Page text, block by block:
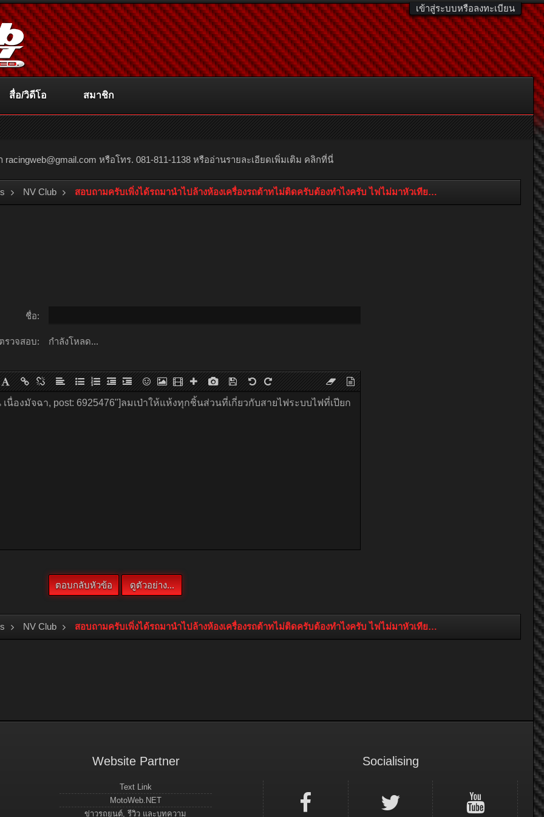
เข้าสู่ระบบหรือลงทะเบียน
racingweb@gmail.com หรือโทร. 081-811-1138 หรืออ่านรายละเอียดเพิ่มเติม คลิกที่นี่
NV Club สอบถามครับเพิ่งได้รถมานำไปล้างห้องเครื่องรถต้าทไม่ติดครับต้องทำไงครับ ไฟไม่มาหัวเทียนครับ
ชื่อ:
รวจสอบ: กำลังโหลด...
NV Club สอบถามครับเพิ่งได้รถมานำไปล้างห้องเครื่องรถต้าทไม่ติดครับต้องทำไงครับ ไฟไม่มาหัวเทียนครับ
สื่อ/วิดีโอ สมาชิก
Website Partner
Text Link
MotoWeb.NET
ข่าวรถยนต์, รีวิว และบทความ
Socialising